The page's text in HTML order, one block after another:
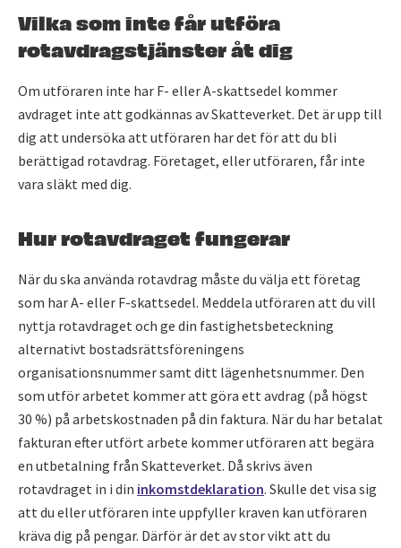
Vilka som inte får utföra
rotavdragstjänster åt dig
Om utföraren inte har F- eller A-skattsedel kommer
avdraget inte att godkännas av Skatteverket. Det är upp till
dig att undersöka att utföraren har det för att du bli
berättigad rotavdrag. Företaget, eller utföraren, får inte
vara släkt med dig.
Hur rotavdraget fungerar
När du ska använda rotavdrag måste du välja ett företag
som har A- eller F-skattsedel. Meddela utföraren att du vill
nyttja rotavdraget och ge din fastighetsbeteckning
alternativt bostadsrättsföreningens
organisationsnummer samt ditt lägenhetsnummer. Den
som utför arbetet kommer att göra ett avdrag (på högst
30 %) på arbetskostnaden på din faktura. När du har betalat
fakturan efter utfört arbete kommer utföraren att begära
en utbetalning från Skatteverket. Då skrivs även
rotavdraget in i din inkomstdeklaration. Skulle det visa sig
att du eller utföraren inte uppfyller kraven kan utföraren
kräva dig på pengar. Därför är det av stor vikt att du